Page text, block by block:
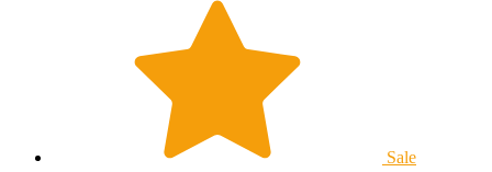
Sale